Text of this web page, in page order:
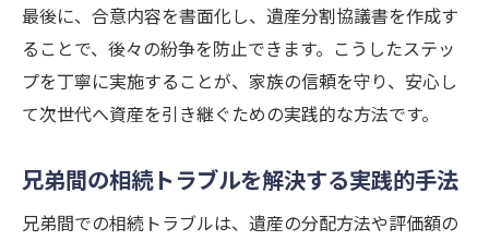
最後に、合意内容を書面化し、遺産分割協議書を作成す
ることで、後々の紛争を防止できます。こうしたステッ
プを丁寧に実施することが、家族の信頼を守り、安心し
て次世代へ資産を引き継ぐための実践的な方法です。
兄弟間の相続トラブルを解決する実践的手法
兄弟間での相続トラブルは、遺産の分配方法や評価額の